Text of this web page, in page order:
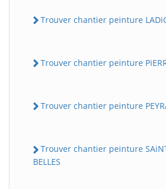
Trouver chantier peinture
Trouver chantier peinture
Trouver chantier peinture
Trouver chantier peinture
BELLES